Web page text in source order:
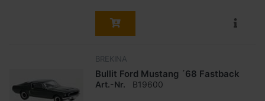
BREKINA
Bullit Ford Mustang ´68 Fastback
Art.-Nr. B19600